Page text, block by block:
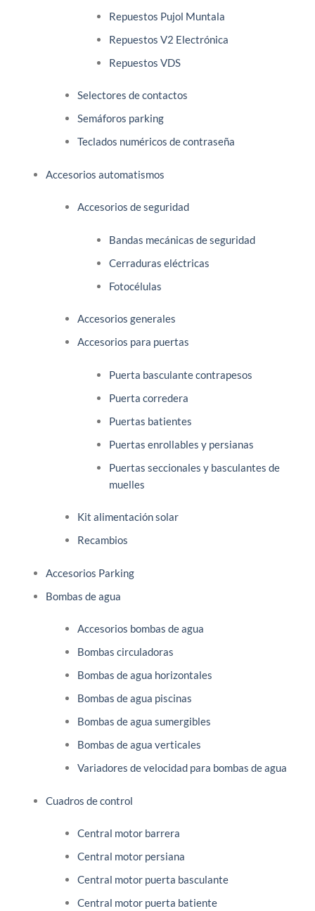
Repuestos Pujol Muntala
Repuestos V2 Electrónica
Repuestos VDS
Selectores de contactos
Semáforos parking
Teclados numéricos de contraseña
Accesorios automatismos
Accesorios de seguridad
Bandas mecánicas de seguridad
Cerraduras eléctricas
Fotocélulas
Accesorios generales
Accesorios para puertas
Puerta basculante contrapesos
Puerta corredera
Puertas batientes
Puertas enrollables y persianas
Puertas seccionales y basculantes de
muelles
Kit alimentación solar
Recambios
Accesorios Parking
Bombas de agua
Accesorios bombas de agua
Bombas circuladoras
Bombas de agua horizontales
Bombas de agua piscinas
Bombas de agua sumergibles
Bombas de agua verticales
Variadores de velocidad para bombas de agua
Cuadros de control
Central motor barrera
Central motor persiana
Central motor puerta basculante
Central motor puerta batiente